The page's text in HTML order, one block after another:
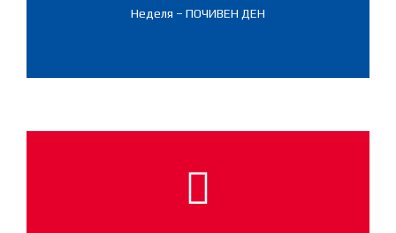
Неделя – ПОЧИВЕН ДЕН